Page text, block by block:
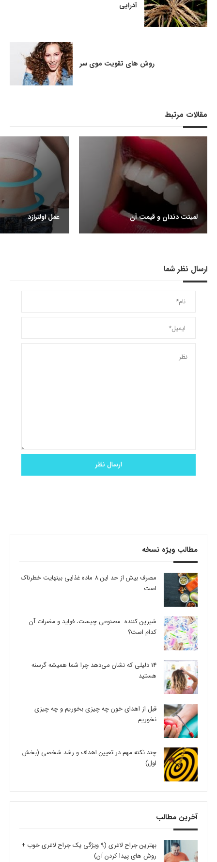
آدرایی
روش های تقویت موی سر
مقالات مرتبط
لمینت دندان و قیمت آن عمل اولترازد
ارسال نظر شما
مطالب ویژه نسخه
مصرف بیش از حد این 8 ماده غذایی بینهایت خطرناک
است
شیرین کننده مصنوعی چیست، فواید و مضرات آن
کدام است؟
14 دلیلی که نشان می‌دهد چرا شما همیشه گرسنه
هستید
قبل از اهدای خون چه چیزی بخوریم و چه چیزی
نخوریم
چند نکته مهم در تعیین اهداف و رشد شخصی (بخش
اول)
آخرین مطالب
بهترین جراح لاغری (9 ویژگی یک جراح لاغری خوب +
روش های پیدا کردن آن)